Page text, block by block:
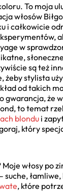
To moja
włosów
i całkowicie
w
są też
żeby stylista
od takich
gwarancja, że
to temat
blondu i
który
włosy po
suche,
, które